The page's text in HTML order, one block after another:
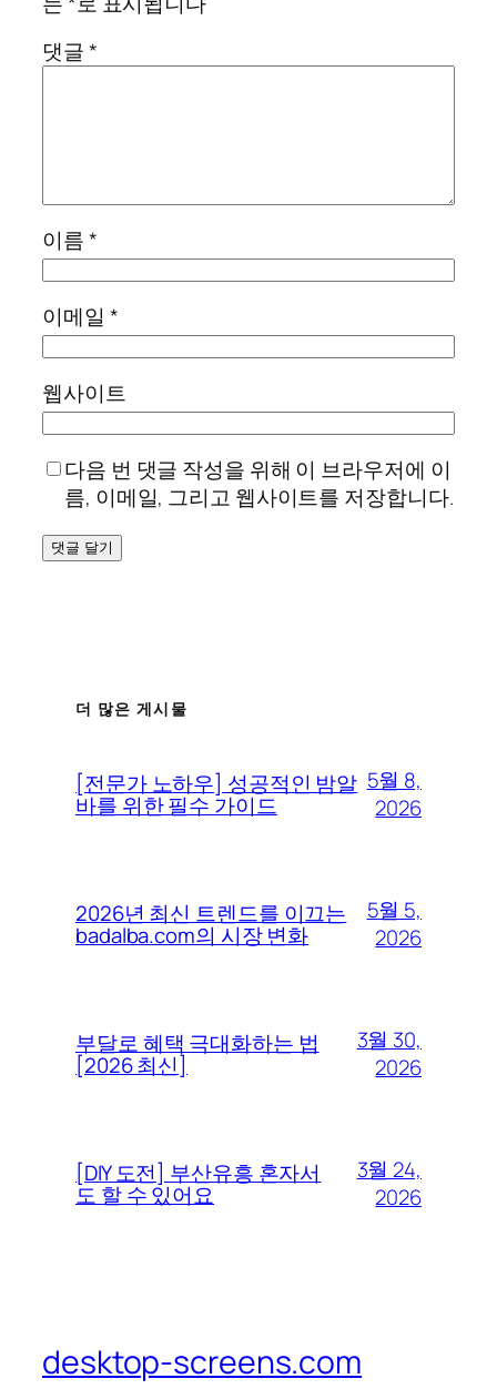
댓글*
이름*
이메일 *
웹사이트
다음 번 댓글 작성을 위해 이 브라우저에 이
름, 이메일, 그리고 웹사이트를 저장합니다.
더 많은 게시물
[전문가 노하우] 성공적인 밤알
바를 위한 필수 가이드
5월 8,
2026
2026년 최신 트렌드를 이끄는
badalba.com의 시장 변화
5월 5,
2026
부달로 혜택 극대화하는 법
[2026 최신]
3월 30,
2026
[DIY 도전] 부산유흥 혼자서
도 할 수 있어요
3월 24,
2026
desktop-screens.com